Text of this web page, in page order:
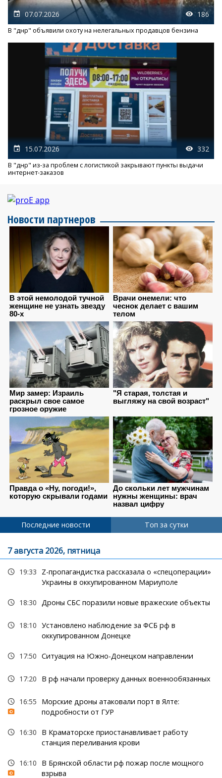
07.07.2026 186
В "днр" объявили охоту на нелегальных продавцов бензина
15.07.2026 332
В "днр" из-за проблем с логистикой закрывают пункты выдачи
интернет-заказов
Новости партнеров
Последние новости Топ за сутки
7 августа 2026, пятница
19:33
Z-пропагандистка рассказала о «спецоперации»
Украины в оккупированном Мариуполе
18:30 Дроны СБС поразили новые вражеские объекты
18:10 Установлено наблюдение за ФСБ рф в
оккупированном Донецке
17:50 Ситуация на Южно-Донецком направлении
17:20 В рф начали проверку данных военнообязанных
16:55
Морские дроны атаковали порт в Ялте:
подробности от ГУР
16:30
В Краматорске приостанавливает работу
станция переливания крови
16:10
В Брянской области рф пожар после мощного
взрыва